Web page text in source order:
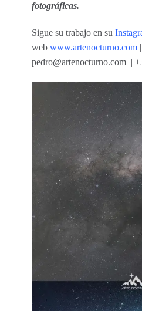
fotográficas.
Sigue su trabajo en su
web www.artenocturno.com |
pedro@artenocturno.com |